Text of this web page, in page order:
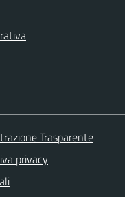
Trasparente
privacy